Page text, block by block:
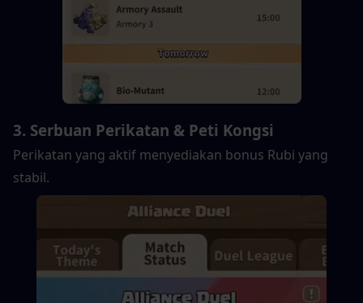
3. Serbuan Perikatan & Peti Kongsi
Perikatan yang aktif menyediakan bonus Rubi yang
stabil.